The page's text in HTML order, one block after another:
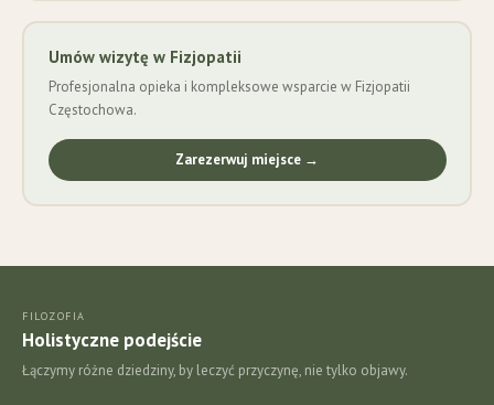
Umów wizytę w Fizjopatii
Profesjonalna opieka i kompleksowe wsparcie w Fizjopatii
Częstochowa.
Zarezerwuj miejsce →
FILOZOFIA
Holistyczne podejście
Łączymy różne dziedziny, by leczyć przyczynę, nie tylko objawy.